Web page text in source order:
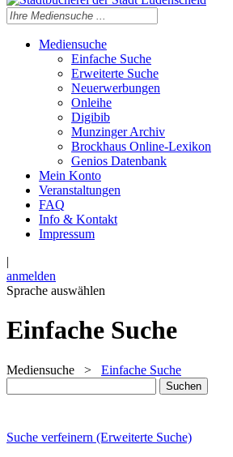
Mediensuche
Einfache Suche
Erweiterte Suche
Neuerwerbungen
Onleihe
Digibib
Munzinger Archiv
Brockhaus Online-Lexikon
Genios Datenbank
Mein Konto
Veranstaltungen
FAQ
Info & Kontakt
Impressum
|
anmelden
Sprache auswählen
Einfache Suche
Mediensuche > Einfache Suche
Suche verfeinern (Erweiterte Suche)